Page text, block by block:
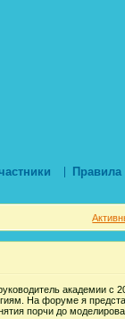
Правила
академии с
На форуме я
порчи до